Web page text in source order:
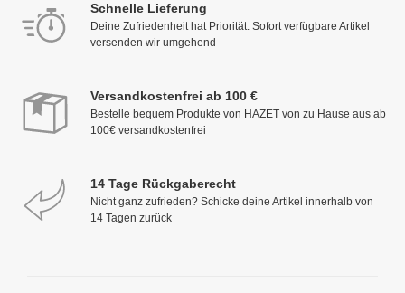
Schnelle Lieferung
Deine Zufriedenheit hat Priorität: Sofort verfügbare Artikel
versenden wir umgehend
Versandkostenfrei ab 100 €
Bestelle bequem Produkte von HAZET von zu Hause aus ab
100€ versandkostenfrei
14 Tage Rückgaberecht
Nicht ganz zufrieden? Schicke deine Artikel innerhalb von
14 Tagen zurück